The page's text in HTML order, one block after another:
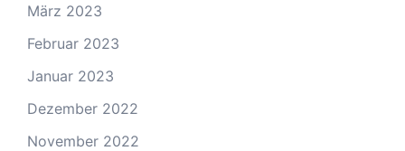
März 2023
Februar 2023
Januar 2023
Dezember 2022
November 2022